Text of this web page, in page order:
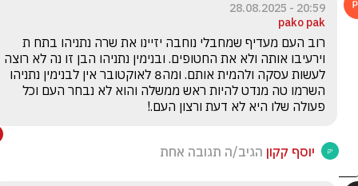
20:59 - 28.08.2025
pako pak
פעולה שלו היא לא דעת ורצון העם.!
יוסף קקון הגיב/ה תגובה אחת